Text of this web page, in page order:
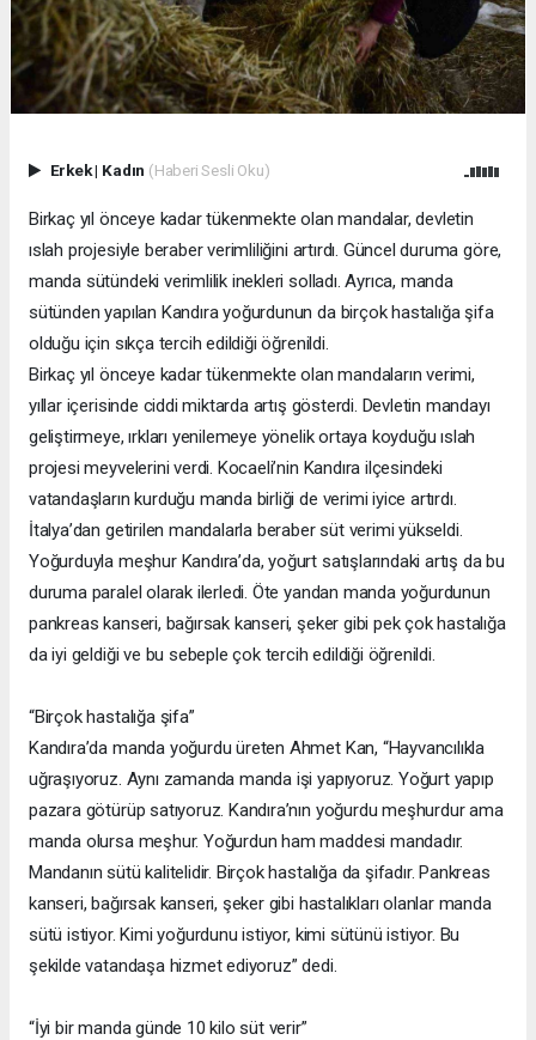
Erkek| Kadın (Haberi Sesli Oku)
Birkaç yıl önceye kadar tükenmekte olan mandalar, devletin
ıslah projesiyle beraber verimliliğini artırdı. Güncel duruma göre,
manda sütündeki verimlilik inekleri solladı. Ayrıca, manda
sütünden yapılan Kandıra yoğurdunun da birçok hastalığa şifa
olduğu için sıkça tercih edildiği öğrenildi.
Birkaç yıl önceye kadar tükenmekte olan mandaların verimi,
yıllar içerisinde ciddi miktarda artış gösterdi. Devletin mandayı
geliştirmeye, ırkları yenilemeye yönelik ortaya koyduğu ıslah
projesi meyvelerini verdi. Kocaeli’nin Kandıra ilçesindeki
vatandaşların kurduğu manda birliği de verimi iyice artırdı.
İtalya’dan getirilen mandalarla beraber süt verimi yükseldi.
Yoğurduyla meşhur Kandıra’da, yoğurt satışlarındaki artış da bu
duruma paralel olarak ilerledi. Öte yandan manda yoğurdunun
pankreas kanseri, bağırsak kanseri, şeker gibi pek çok hastalığa
da iyi geldiği ve bu sebeple çok tercih edildiği öğrenildi.
“Birçok hastalığa şifa”
Kandıra’da manda yoğurdu üreten Ahmet Kan, “Hayvancılıkla
uğraşıyoruz. Aynı zamanda manda işi yapıyoruz. Yoğurt yapıp
pazara götürüp satıyoruz. Kandıra’nın yoğurdu meşhurdur ama
manda olursa meşhur. Yoğurdun ham maddesi mandadır.
Mandanın sütü kalitelidir. Birçok hastalığa da şifadır. Pankreas
kanseri, bağırsak kanseri, şeker gibi hastalıkları olanlar manda
sütü istiyor. Kimi yoğurdunu istiyor, kimi sütünü istiyor. Bu
şekilde vatandaşa hizmet ediyoruz” dedi.
“İyi bir manda günde 10 kilo süt verir”